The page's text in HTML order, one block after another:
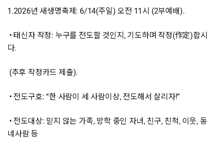
1.2026년 새생명축제: 6/14(주일) 오전 11시 (2부예배).
• 태신자 작정: 누구를 전도할 것인지, 기도하며 작정(作定)합시
다.
(추후 작정카드 제출).
• 전도구호: “한 사람이 세 사람이상, 전도해서 살리자!”
• 전도대상: 믿지 않는 가족, 방학 중인 자녀, 친구, 친척, 이웃, 동
네사람 등